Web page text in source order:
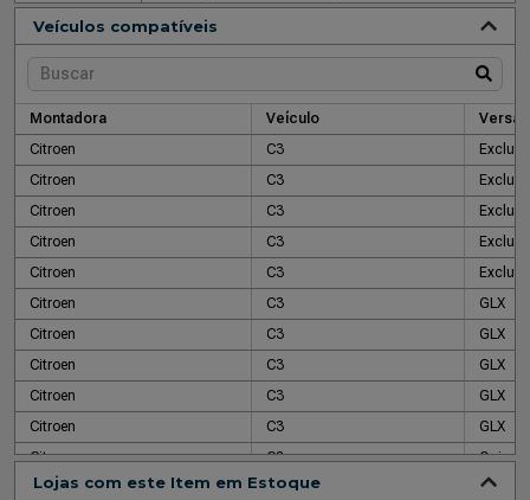
Veículos compatíveis
Montadora Veículo
Versão
Citroen
C3
Citroen
C3
Citroen
C3
Citroen
C3
Citroen
C3
Citroen
C3
GLX
Citroen
C3
GLX
Citroen
C3
GLX
Citroen
C3
GLX
Citroen
C3
GLX
Citroen
C3
Ocimar
Citroen
C3
Lojas com este Item em Estoque